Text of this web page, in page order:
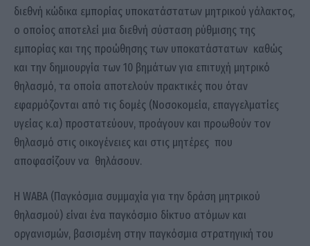
διεθνή κώδικα εμπορίας υποκατάστατων μητρικού γάλακτος,
ο οποίος αποτελεί μια διεθνή σύσταση ρύθμισης της
εμπορίας και της προώθησης των υποκατάστατων καθώς
και την δημιουργία των 10 βημάτων για επιτυχή μητρικό
θηλασμό, τα οποία αποτελούν πρακτικές που όταν
εφαρμόζονται από τις δομές (Νοσοκομεία, επαγγελματίες
υγείας κ.α) προστατεύουν, προάγουν και προωθούν τον
θηλασμό στις οικογένειες και στις μητέρες που
αποφασίζουν να θηλάσουν.
Η WABA (Παγκόσμια συμμαχία για την δράση μητρικού
θηλασμού) είναι ένα παγκόσμιο δίκτυο ατόμων και
οργανισμών, βασισμένη στην παγκόσμια στρατηγική του